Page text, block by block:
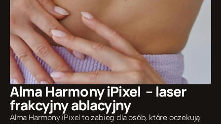
Alma Harmony iPixel  – laser
frakcyjny ablacyjny
Alma Harmony iPixel to zabieg dla osób, które oczekują